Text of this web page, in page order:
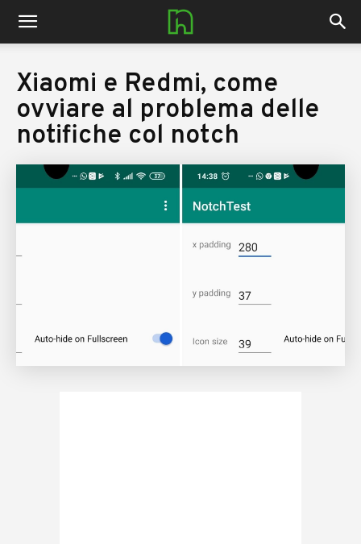
nerdhub.it
Xiaomi e Redmi, come
ovviare al problema delle
notifiche col notch